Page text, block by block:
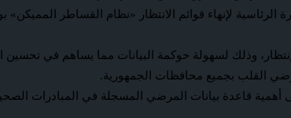
وذلك لسهولة حوكمة البيانات مما يساهم في تحسين
القلب بجميع محافظات الجمهورية.
قاعدة بيانات المرضي المسجلة في المبادرات الصحية